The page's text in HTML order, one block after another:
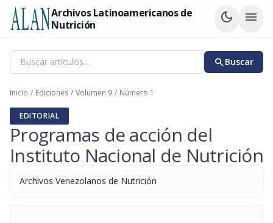
Archivos Latinoamericanos de
Nutrición
dark_mode menu
searchBuscar
Inicio / Ediciones / Volumen 9 / Número 1
EDITORIAL
Programas de acción del
Instituto Nacional de Nutrición
Archivos Venezolanos de Nutrición